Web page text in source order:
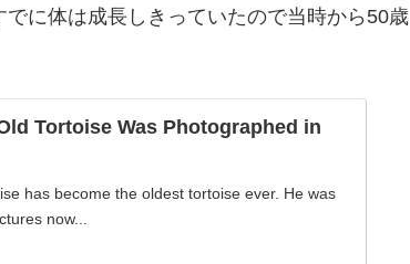
に体は成長しきっていたので当時から50歳
Tortoise Was Photographed in
has become the oldest tortoise ever. He was
now...